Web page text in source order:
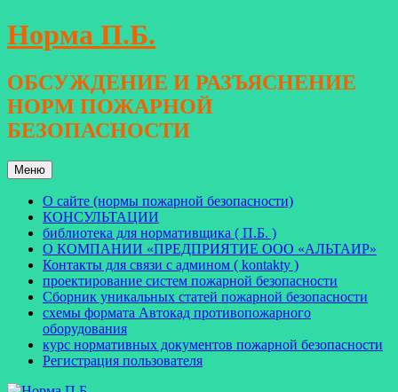
Перейти
к
Норма П.Б.
ОБСУЖДЕНИЕ И РАЗЪЯСНЕНИЕ
НОРМ ПОЖАРНОЙ
БЕЗОПАСНОСТИ
Меню
О сайте (нормы пожарной безопасности)
КОНСУЛЬТАЦИИ
библиотека для нормативщика ( П.Б. )
О КОМПАНИИ «ПРЕДПРИЯТИЕ ООО «АЛЬТАИР»
Контакты для связи с админом ( kontakty )
проектирование систем пожарной безопасности
Сборник уникальных статей пожарной безопасности
схемы формата Автокад противопожарного
оборудования
курс нормативных документов пожарной безопасности
Регистрация пользователя